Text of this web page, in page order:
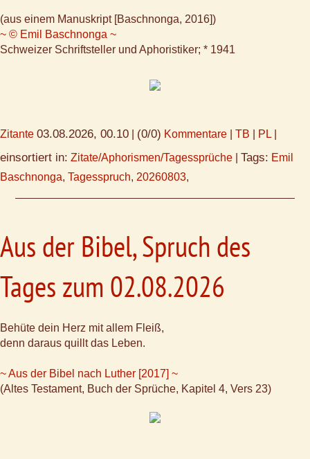
(aus einem Manuskript [Baschnonga, 2016])
~ © Emil Baschnonga ~
Schweizer Schriftsteller und Aphoristiker; * 1941
Zitante 03.08.2026, 00.10 (0/0) Kommentare TB PL
einsortiert in: Zitate/Aphorismen/Tagessprüche Tags: Emil
Baschnonga, Tagesspruch, 20260803,
Aus der Bibel, Spruch des
Tages zum 02.08.2026
Behüte dein Herz mit allem Fleiß,
denn daraus quillt das Leben.
~ Aus der Bibel nach Luther [2017] ~
(Altes Testament, Buch der Sprüche, Kapitel 4, Vers 23)